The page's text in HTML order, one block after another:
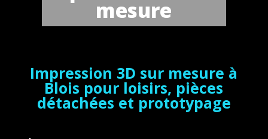
mesure
Impression 3D sur mesure à
Blois pour loisirs, pièces
détachées et prototypage